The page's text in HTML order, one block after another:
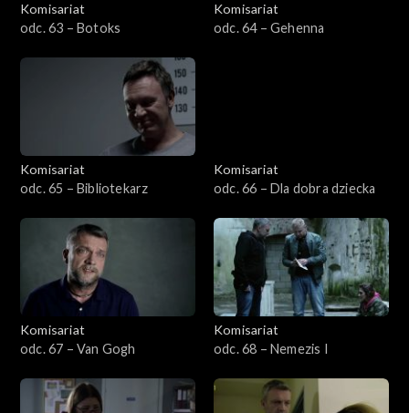
Komisariat
odc. 63 – Botoks
Komisariat
odc. 64 – Gehenna
Komisariat
odc. 65 – Bibliotekarz
Komisariat
odc. 66 – Dla dobra dziecka
Komisariat
odc. 67 – Van Gogh
Komisariat
odc. 68 – Nemezis I